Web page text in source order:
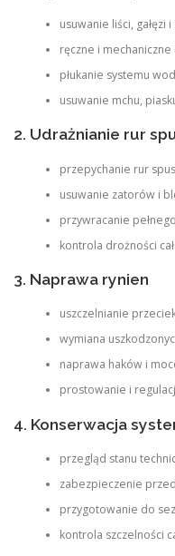
usuwanie liści, gałęzi
ręczne i
płukanie systemu
usuwanie mchu,
2. Udrażnianie rur
przepychanie rur
usuwanie zatorów i
przywracanie
kontrola drożności
3. Naprawa rynien
uszczelnianie
wymiana
naprawa haków i
prostowanie i
4. Konserwacja
przegląd stanu
zabezpieczenie
przygotowanie do
kontrola szczelności